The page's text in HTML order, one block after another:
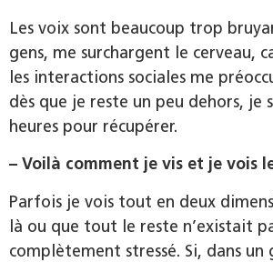
Les voix sont beaucoup trop
gens, me surchargent le cerveau,
les interactions sociales me
dès que je reste un peu dehors,
heures pour récupérer.
– Voilà comment je vis et je vois
Parfois je vois tout en deux
là ou que tout le reste n’existait
complètement stressé. Si, dans un